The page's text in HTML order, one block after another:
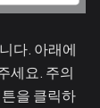
다. 아래에
세요. 주의
을 클릭하